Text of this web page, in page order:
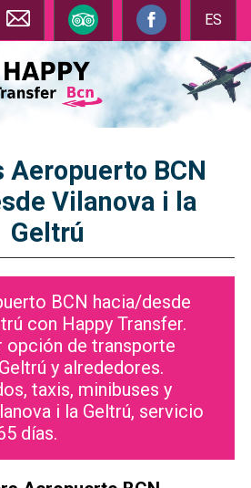
ES
Aeropuerto BCN
Vilanova i la
Geltrú
BCN hacia/desde
con Happy Transfer.
opción de transporte
y alrededores.
taxis, minibuses y
i la Geltrú, servicio
días.